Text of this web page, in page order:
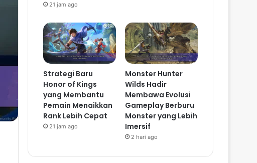
21 jam ago
Strategi Baru
Honor of Kings
yang Membantu
Pemain Menaikkan
Rank Lebih Cepat
21 jam ago
Monster Hunter
Wilds Hadir
Membawa Evolusi
Gameplay Berburu
Monster yang Lebih
Imersif
2 hari ago